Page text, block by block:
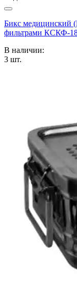
Бикс медицинский
фильтрами КСКФ-
В наличии:
3 шт.